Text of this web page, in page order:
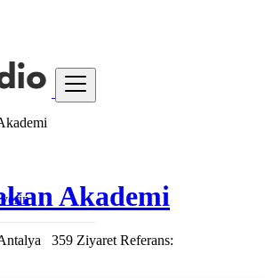
Akademi
359 Ziyaret Referans: